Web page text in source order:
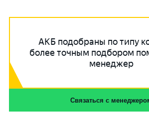
АКБ подобраны по типу
более точным подбором
менеджер
Связаться с